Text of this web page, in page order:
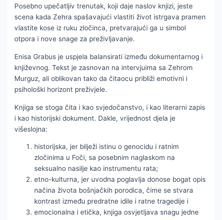
Posebno upečatljiv trenutak, koji daje naslov knjizi, jeste
scena kada Zehra spašavajući vlastiti život istrgava pramen
vlastite kose iz ruku zločinca, pretvarajući ga u simbol
otpora i nove snage za preživljavanje.
Enisa Grabus je uspjela balansirati između dokumentarnog i
književnog. Tekst je zasnovan na intervjuima sa Zehrom
Murguz, ali oblikovan tako da čitaocu približi emotivni i
psihološki horizont preživjele.
Knjiga se stoga čita i kao svjedočanstvo, i kao literarni zapis
i kao historijski dokument. Dakle, vrijednost djela je
višeslojna:
historijska, jer bilježi istinu o genocidu i ratnim
zločinima u Foči, sa posebnim naglaskom na
seksualno nasilje kao instrumentu rata;
etno-kulturna, jer uvodna poglavlja donose bogat opis
načina života bošnjačkih porodica, čime se stvara
kontrast između predratne idile i ratne tragedije i
emocionalna i etička, knjiga osvjetljava snagu jedne